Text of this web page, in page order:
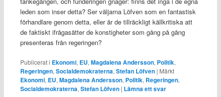
leden som inser detta? Ser väljarna Löfven som en fantastisk
förhandlare genom detta, eller är de tillräckligt källkritiska att
de faktiskt ifrågasätter de konstigheter som gång på gång
presenteras från regeringen?
Publicerat i Ekonomi, EU, Magdalena Andersson, Politik,
Regeringen, Socialdemokraterna, Stefan Löfven | Märkt
Ekonomi, EU, Magdalena Andersson, Politik, Regeringen,
Socialdemokraterna, Stefan Löfven | Lämna ett svar